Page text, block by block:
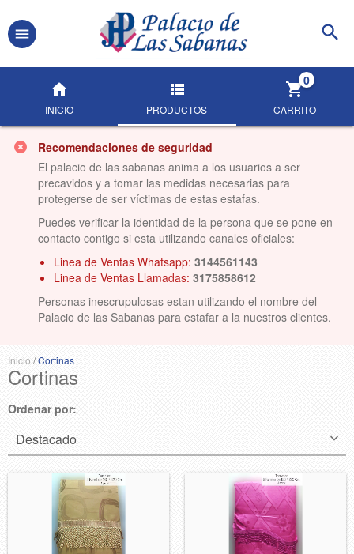
INICIO PRODUCTOS CARRITO
0
Recomendaciones de seguridad
El palacio de las sabanas anima a los usuarios a ser
precavidos y a tomar las medidas necesarias para
protegerse de ser víctimas de estas estafas.
Puedes verificar la identidad de la persona que se pone en
contacto contigo si esta utilizando canales oficiales:
Linea de Ventas Whatsapp: 3144561143
Linea de Ventas Llamadas: 3175858612
Personas inescrupulosas estan utilizando el nombre del
Palacio de las Sabanas para estafar a la nuestros clientes.
Inicio /Cortinas
Cortinas
Ordenar por: